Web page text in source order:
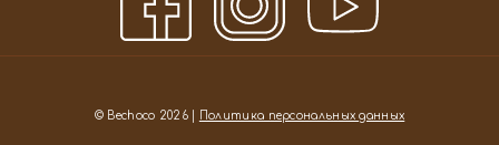
© Bechoco 2026 | Политика персональных данных